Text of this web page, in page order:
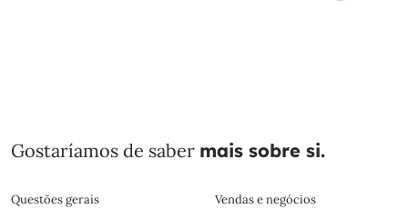
Gostaríamos de saber mais sobre si.
Questões gerais Vendas e negócios